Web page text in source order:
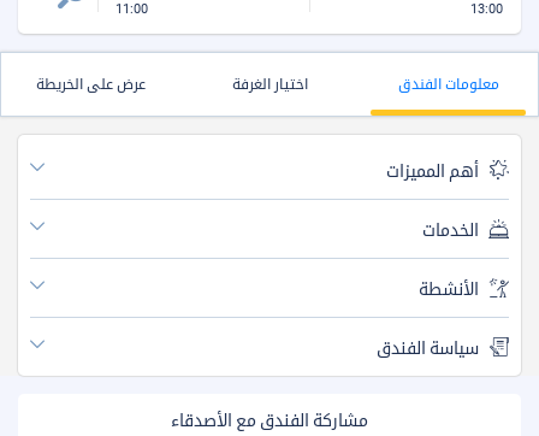
13:00
11:00
معلومات الفندق اختيار الغرفة عرض على الخريطة
أهم المميزات
الخدمات
الأنشطة
سياسة الفندق
مشاركة الفندق مع الأصدقاء